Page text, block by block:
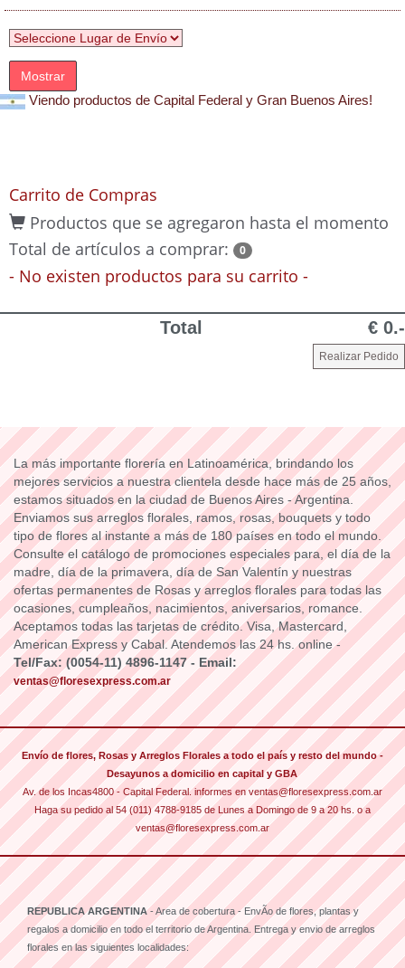
Mostrar
Viendo productos de Capital Federal y Gran Buenos Aires!
Carrito de Compras
Productos que se agregaron hasta el momento
Total de artículos a comprar:
0
- No existen productos para su carrito -
Total € 0.-
La más importante florería en Latinoamérica, brindando los
mejores servicios a nuestra clientela desde hace más de 25 años,
estamos situados en la ciudad de Buenos Aires - Argentina.
Enviamos sus arreglos florales, ramos, rosas, bouquets y todo
tipo de flores al instante a más de 180 países en todo el mundo.
Consulte el catálogo de promociones especiales para, el día de la
madre, día de la primavera, día de San Valentín y nuestras
ofertas permanentes de Rosas y arreglos florales para todas las
ocasiones, cumpleaños, nacimientos, aniversarios, romance.
Aceptamos todas las tarjetas de crédito. Visa, Mastercard,
American Express y Cabal. Atendemos las 24 hs. online -
Tel/Fax: (0054-11) 4896-1147 - Email:
ventas@floresexpress.com.ar
Envío de flores, Rosas y Arreglos Florales a todo el país y resto del mundo -
Desayunos a domicilio en capital y GBA
Av. de los Incas4800 - Capital Federal. informes en ventas@floresexpress.com.ar
Haga su pedido al 54 (011) 4788-9185 de Lunes a Domingo de 9 a 20 hs. o a
ventas@floresexpress.com.ar
REPUBLICA ARGENTINA- Area de cobertura - EnvÃ­o de flores, plantas y
regalos a domicilio en todo el territorio de Argentina. Entrega y envio de arreglos
florales en las siguientes localidades: